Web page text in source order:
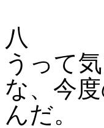
八 お
うって
な、今
んだ。